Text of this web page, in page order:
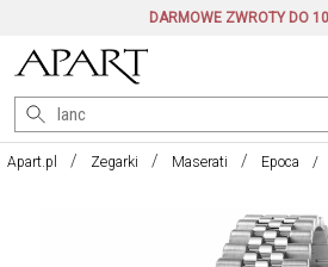
DARMOWE ZWROTY DO
Apart.pl Zegarki Maserati Epoca